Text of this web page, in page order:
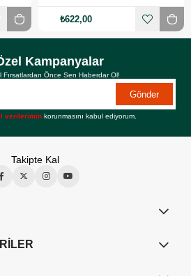
₺622,00
Kampanyalar
Fırsatlardan Önce Sen Haberdar Ol!
Gönder
verilerimin korunmasını kabul ediyorum.
Takipte Kal